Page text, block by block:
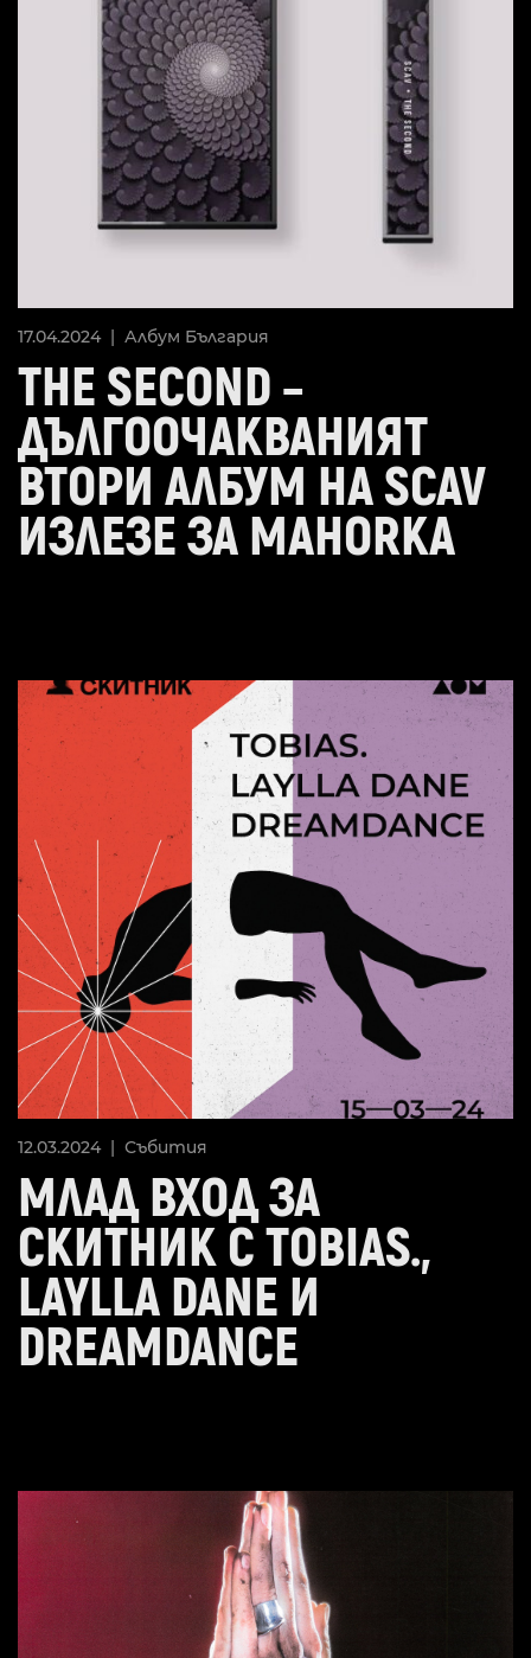
17.04.2024 | Албум България
THE SECOND –
ДЪЛГООЧАКВАНИЯТ
ВТОРИ АЛБУМ НА SCAV
ИЗЛЕЗЕ ЗА MAHORKA
12.03.2024 | Събития
МЛАД ВХОД ЗА
СКИТНИК С TOBIAS.,
LAYLLA DANE И
DREAMDANCE